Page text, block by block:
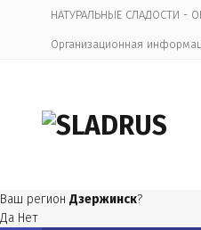
НАТУРАЛЬНЫЕ СЛАДОСТИ -
Организационная
Ваш регион Дзержинск?
Да Нет